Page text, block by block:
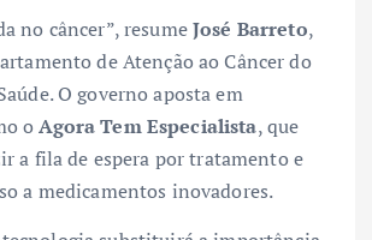
no câncer”, resumeJosé Barreto,
de Atenção ao Câncer do
O governo aposta em
oAgora Tem Especialista, que
a fila de espera por tratamento e
a medicamentos inovadores.